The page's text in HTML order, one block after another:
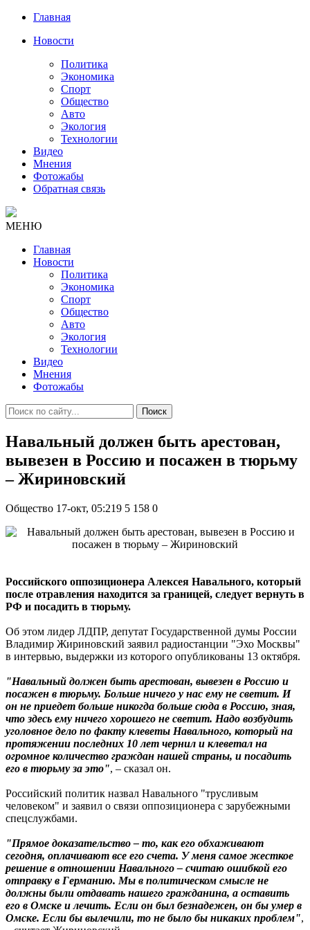
Главная
Новости
Политика
Экономика
Спорт
Общество
Авто
Экология
Технологии
Видео
Мнения
Фотожабы
Обратная связь
МЕНЮ
Главная
Новости
Политика
Экономика
Спорт
Общество
Авто
Экология
Технологии
Видео
Мнения
Фотожабы
Поиск
Навальный должен быть арестован,
вывезен в Россию и посажен в тюрьму
– Жириновский
Общество 17-окт, 05:219 5 158 0
Российского оппозиционера Алексея Навального, который
после отравления находится за границей, следует вернуть в
РФ и посадить в тюрьму.
Об этом лидер ЛДПР, депутат Государственной думы России
Владимир Жириновский заявил радиостанции "Эхо Москвы"
в интервью, выдержки из которого опубликованы 13 октября.
"Навальный должен быть арестован, вывезен в Россию и
посажен в тюрьму. Больше ничего у нас ему не светит. И
он не приедет больше никогда больше сюда в Россию, зная,
что здесь ему ничего хорошего не светит. Надо возбудить
уголовное дело по факту клеветы Навального, который на
протяжении последних 10 лет чернил и клеветал на
огромное количество граждан нашей страны, и посадить
его в тюрьму за это", – сказал он.
Российский политик назвал Навального "трусливым
человеком" и заявил о связи оппозиционера с зарубежными
спецслужбами.
"Прямое доказательство – то, как его обхаживают
сегодня, оплачивают все его счета. У меня самое жесткое
решение в отношении Навального – считаю ошибкой его
отправку в Германию. Мы в политическом смысле не
должны были отдавать нашего гражданина, а оставить
его в Омске и лечить. Если он был безнадежен, он бы умер в
Омске. Если бы вылечили, то не было бы никаких проблем",